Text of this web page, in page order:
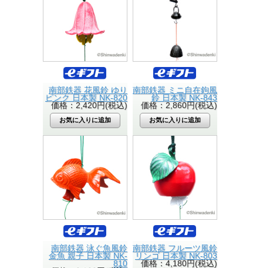
南部鉄器 花風鈴 ゆり
ピンク 日本製 NK-820
価格：2,420円(税込)
南部鉄器 ミニ自在鉤風
鈴 日本製 NK-843
価格：2,860円(税込)
南部鉄器 泳ぐ魚風鈴
金魚 親子 日本製 NK-
810
南部鉄器 フルーツ風鈴
リンゴ 日本製 NK-803
価格：4,180円(税込)